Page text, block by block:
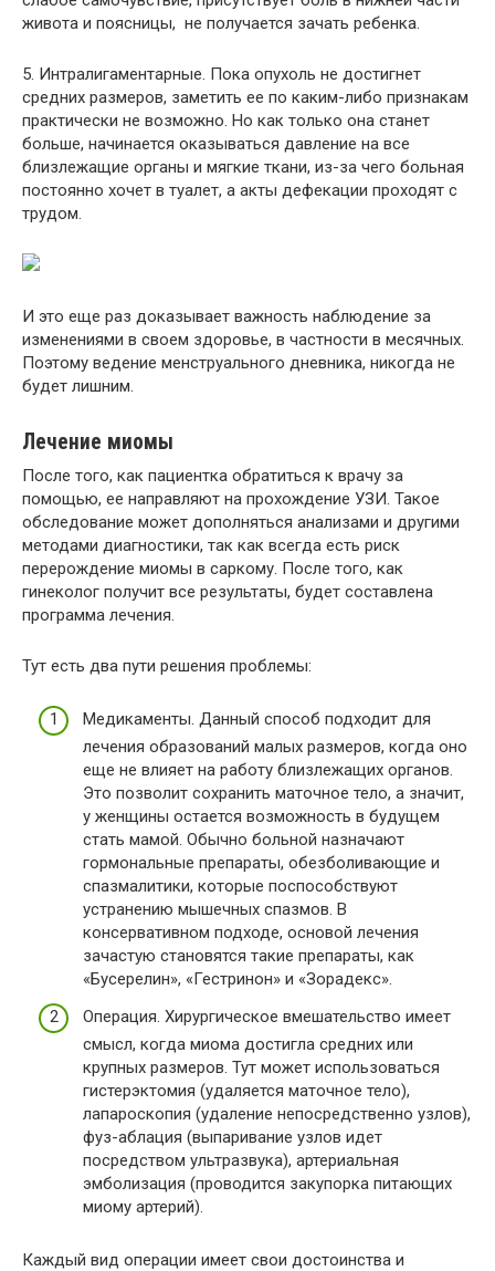
живота и поясницы, не получается зачать ребенка.
5. Интралигаментарные. Пока опухоль не достигнет
средних размеров, заметить ее по каким-либо признакам
практически не возможно. Но как только она станет
больше, начинается оказываться давление на все
близлежащие органы и мягкие ткани, из-за чего больная
постоянно хочет в туалет, а акты дефекации проходят с
трудом.
И это еще раз доказывает важность наблюдение за
изменениями в своем здоровье, в частности в месячных.
Поэтому ведение менструального дневника, никогда не
будет лишним.
Лечение миомы
После того, как пациентка обратиться к врачу за
помощью, ее направляют на прохождение УЗИ. Такое
обследование может дополняться анализами и другими
методами диагностики, так как всегда есть риск
перерождение миомы в саркому. После того, как
гинеколог получит все результаты, будет составлена
программа лечения.
Тут есть два пути решения проблемы:
Медикаменты. Данный способ подходит для
лечения образований малых размеров, когда оно
еще не влияет на работу близлежащих органов.
Это позволит сохранить маточное тело, а значит,
у женщины остается возможность в будущем
стать мамой. Обычно больной назначают
гормональные препараты, обезболивающие и
спазмалитики, которые поспособствуют
устранению мышечных спазмов. В
консервативном подходе, основой лечения
зачастую становятся такие препараты, как
«Бусерелин», «Гестринон» и «Зорадекс».
Операция. Хирургическое вмешательство имеет
смысл, когда миома достигла средних или
крупных размеров. Тут может использоваться
гистерэктомия (удаляется маточное тело),
лапароскопия (удаление непосредственно узлов),
фуз-аблация (выпаривание узлов идет
посредством ультразвука), артериальная
эмболизация (проводится закупорка питающих
миому артерий).
Каждый вид операции имеет свои достоинства и